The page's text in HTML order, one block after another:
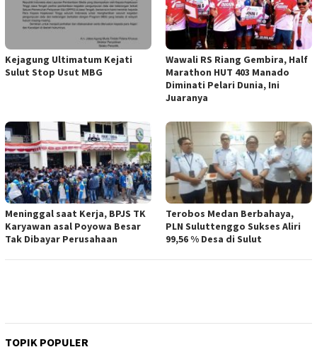
Kejagung Ultimatum Kejati
Sulut Stop Usut MBG
Wawali RS Riang Gembira, Half
Marathon HUT 403 Manado
Diminati Pelari Dunia, Ini
Juaranya
Meninggal saat Kerja, BPJS TK
Karyawan asal Poyowa Besar
Tak Dibayar Perusahaan
Terobos Medan Berbahaya,
PLN Suluttenggo Sukses Aliri
99,56 % Desa di Sulut
TOPIK POPULER